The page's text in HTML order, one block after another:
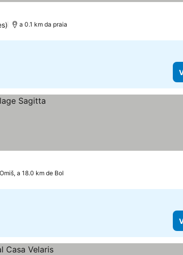
a 0.1 km da praia
Omiš, a 18.0 km de Bol